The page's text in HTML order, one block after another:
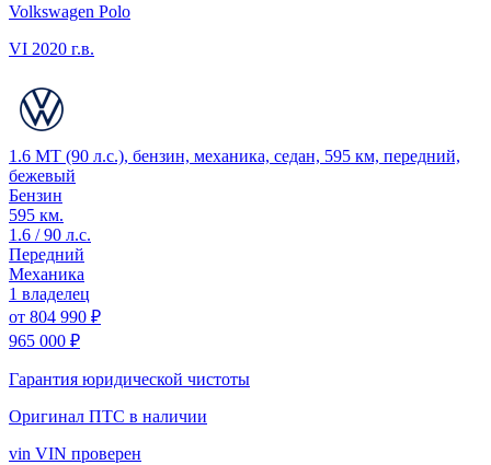
Volkswagen Polo
VI 2020 г.в.
1.6 MT (90 л.с.), бензин, механика, седан, 595 км, передний,
бежевый
Бензин
595 км.
1.6 / 90 л.с.
Передний
Механика
1 владелец
от 804 990 ₽
965 000 ₽
Гарантия юридической чистоты
Оригинал ПТС в наличии
vin VIN проверен